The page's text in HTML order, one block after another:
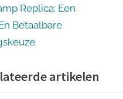
Replica: Een
Betaalbare
artikelen